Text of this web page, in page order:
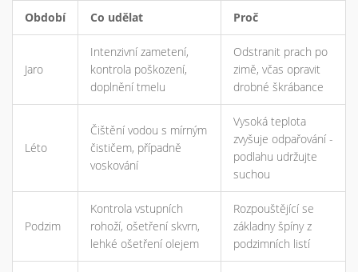
Období
Co udělat Proč
Jaro
Intenzivní zametení,
kontrola poškození,
doplnění tmelu
Odstranit prach po
zimě, včas opravit
drobné škrábance
Léto
Čištění vodou s mírným
čističem, případně
voskování
Vysoká teplota
zvyšuje odpařování -
podlahu udržujte
suchou
Podzim
Kontrola vstupních
rohoží, ošetření skvrn,
lehké ošetření olejem
Rozpouštějící se
základny špíny z
podzimních listí